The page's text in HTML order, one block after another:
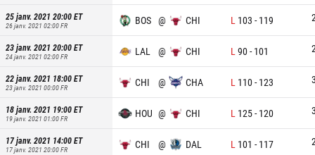
25 janv. 2021 20:00ET
26 janv. 2021 02:00FR BOS @ CHI L 103 - 119
23 janv. 2021 20:00ET
24 janv. 2021 02:00FR LAL @ CHI L 90- 101
22 janv. 2021 18:00ET
23 janv. 2021 00:00FR CHI @ CHA L 110- 123
18 janv. 2021 19:00ET
19 janv. 2021 01:00FR HOU @ CHI L 125- 120
17 janv. 2021 14:00ET
17 janv. 2021 20:00FR CHI @ DAL L 101 - 117